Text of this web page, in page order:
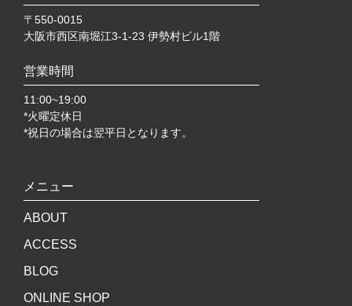
〒550-0015
大阪市西区南堀江3-1-23 伊勢村ビル1階
営業時間
11:00~19:00
*火曜定休日
*祝日の場合は翌平日となります。
メニュー
ABOUT
ACCESS
BLOG
ONLINE SHOP